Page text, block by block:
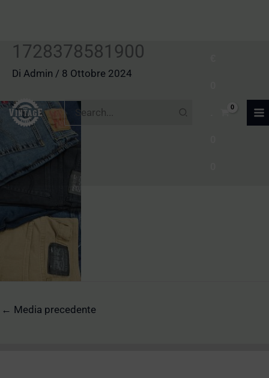
per:
1728378581900
Di Admin / 8 Ottobre 2024
← Media precedente